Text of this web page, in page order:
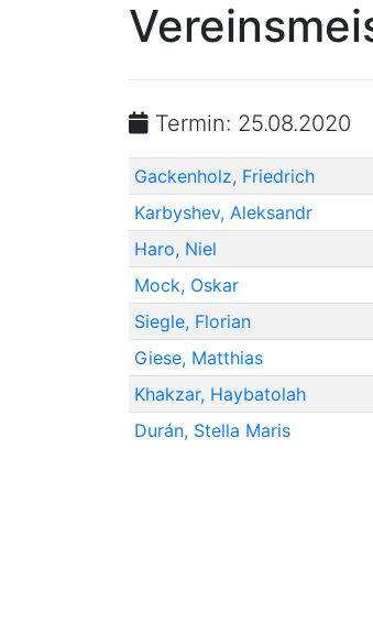
Termin: 25.08.2020
Gackenholz, Friedrich
Karbyshev, Aleksandr
Haro, Niel
Mock, Oskar
Siegle, Florian
Giese, Matthias
Khakzar, Haybatolah
Durán, Stella Maris